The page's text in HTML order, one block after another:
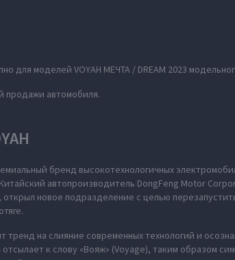
для моделей VOYAH МЕЧТА / DREAM 2023
продажи автомобиля.
бренд высокотехнологичных
автопроизводитель DongFeng Motor
новое подразделение с целью
тренд на слияние современных технологий и
к слову «Вояж» (Voyage), таким образом